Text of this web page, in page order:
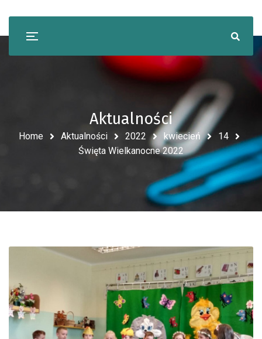
Aktualności
Home Aktualności 2022 kwiecień
14
Święta Wielkanocne 2022